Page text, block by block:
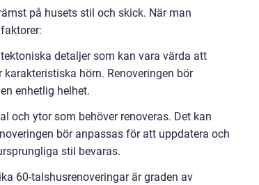
på husets stil och skick. När man
detaljer som kan vara värda att
hörn. Renoveringen bör
enhetlig helhet.
och ytor som behöver renoveras. Det kan
bör anpassas för att uppdatera och
stil bevaras.
60-talshusrenoveringar är graden av